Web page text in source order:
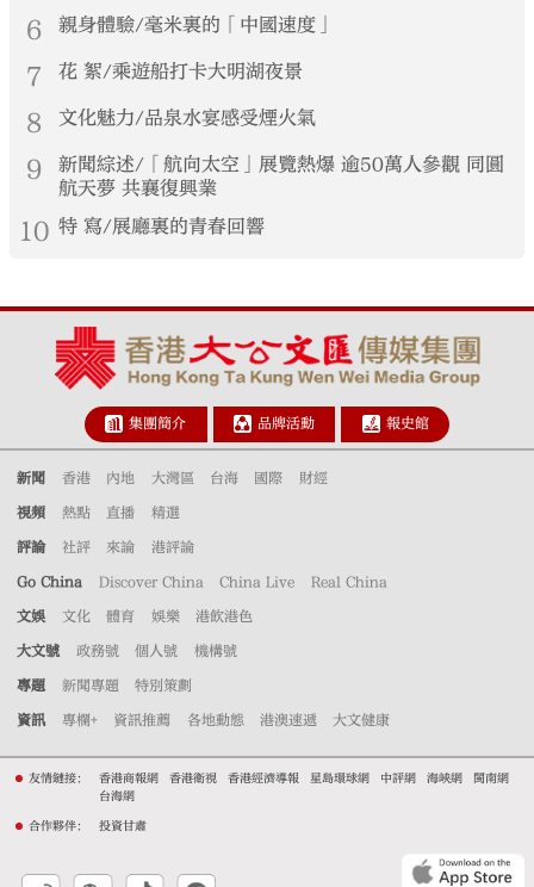
6 親身體驗/毫米裏的「中國速度」
7 花 絮/乘遊船打卡大明湖夜景
8 文化魅力/品泉水宴感受煙火氣
9
新聞綜述/「航向太空」展覽熱爆 逾50萬人參觀 同圓
航天夢 共襄復興業
10 特 寫/展廳裏的青春回響
集團簡介 品牌活動 報史館
新聞 香港 內地 大灣區 台海 國際 財經
視頻 熱點 直播 精選
評論 社評 來論 港評論
Go China Discover China China Live Real China
文娛 文化 體育 娛樂 港飲港色
大文號 政務號 個人號 機構號
專題 新聞專題 特別策劃
資訊 專欄+ 資訊推薦 各地動態 港澳速遞 大文健康
友情鏈接： 香港商報網 香港衛視 香港經濟導報 星島環球網 中評網 海峽網
閩南網
台海網
合作夥伴： 投資甘肅